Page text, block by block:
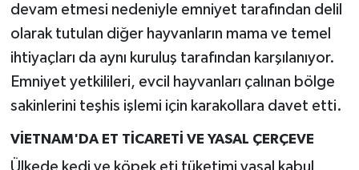
devam etmesi nedeniyle emniyet tarafından delil
olarak tutulan diğer hayvanların mama ve temel
ihtiyaçları da aynı kuruluş tarafından karşılanıyor.
Emniyet yetkilileri, evcil hayvanları çalınan bölge
sakinlerini teşhis işlemi için karakollara davet etti.
VİETNAM'DA ET TİCARETİ VE YASAL ÇERÇEVE